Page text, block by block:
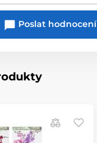
Poslat hodnocení